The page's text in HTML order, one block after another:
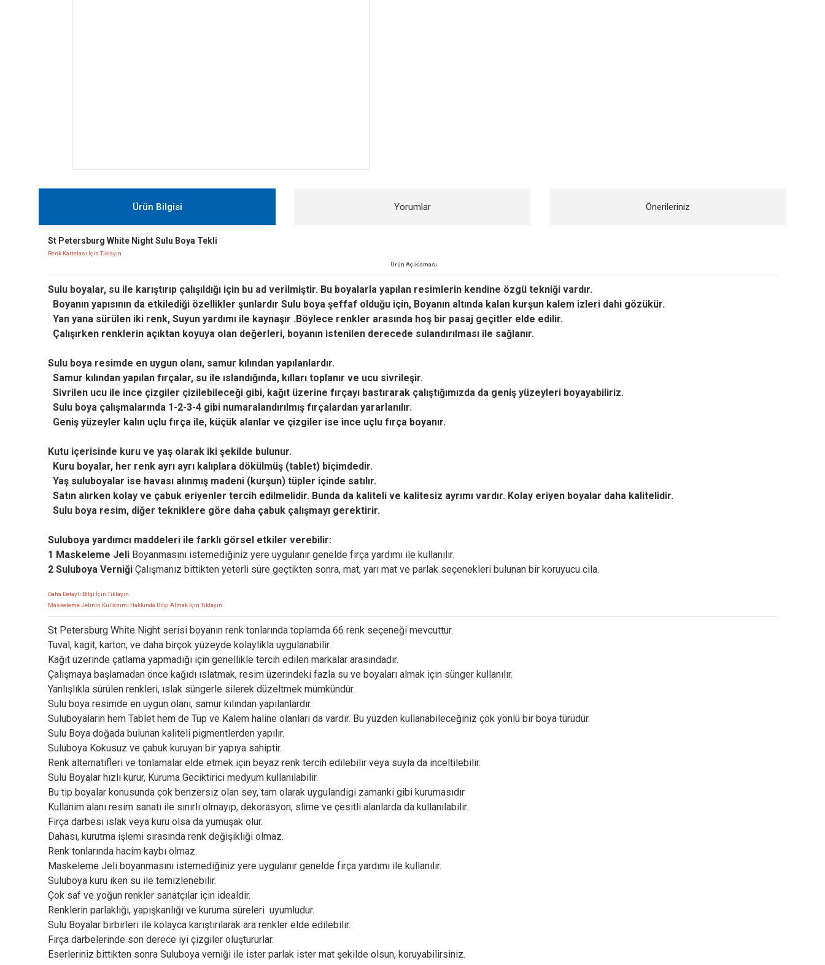
Ürün Bilgisi Yorumlar Önerileriniz
St Petersburg White Night Sulu Boya Tekli
Renk Kartelası İçin Tıklayın
Ürün Açıklaması
Sulu boyalar, su ile karıştırıp çalışıldığı için bu ad verilmiştir. Bu boyalarla yapılan resimlerin kendine özgü tekniği vardır.
Boyanın yapısının da etkilediği özellikler şunlardır Sulu boya şeffaf olduğu için, Boyanın altında kalan kurşun kalem izleri dahi gözükür.
Yan yana sürülen iki renk, Suyun yardımı ile kaynaşır .Böylece renkler arasında hoş bir pasaj geçitler elde edilir.
Çalışırken renklerin açıktan koyuya olan değerleri, boyanın istenilen derecede sulandırılması ile sağlanır.
Sulu boya resimde en uygun olanı, samur kılından yapılanlardır.
Samur kılından yapılan fırçalar, su ile ıslandığında, kılları toplanır ve ucu sivrileşir.
Sivrilen ucu ile ince çizgiler çizilebileceği gibi, kağıt üzerine fırçayı bastırarak çalıştığımızda da geniş yüzeyleri boyayabiliriz.
Sulu boya çalışmalarında 1-2-3-4 gibi numaralandırılmış fırçalardan yararlanılır.
Geniş yüzeyler kalın uçlu fırça ile, küçük alanlar ve çizgiler ise ince uçlu fırça boyanır.
Kutu içerisinde kuru ve yaş olarak iki şekilde bulunur.
Kuru boyalar, her renk ayrı ayrı kalıplara dökülmüş (tablet) biçimdedir.
Yaş suluboyalar ise havası alınmış madeni (kurşun) tüpler içinde satılır.
Satın alırken kolay ve çabuk eriyenler tercih edilmelidir. Bunda da kaliteli ve kalitesiz ayrımı vardır. Kolay eriyen boyalar daha kalitelidir.
Sulu boya resim, diğer tekniklere göre daha çabuk çalışmayı gerektirir.
Suluboya yardımcı maddeleri ile farklı görsel etkiler verebilir:
1 Maskeleme Jeli Boyanmasını istemediğiniz yere uygulanır genelde fırça yardımı ile kullanılır.
2 Suluboya Verniği Çalışmanız bittikten yeterli süre geçtikten sonra, mat, yarı mat ve parlak seçenekleri bulunan bir koruyucu cila.
Daha Detaylı Bilgi İçin Tıklayın
Maskeleme Jelinin Kullanımı Hakkında Bilgi Almak İçin Tıklayın
St Petersburg White Night serisi boyanın renk tonlarında toplamda 66 renk seçeneği mevcuttur.
Tuval, kagit, karton, ve daha birçok yüzeyde kolaylikla uygulanabilir.
Kağıt üzerinde çatlama yapmadığı için genellikle tercih edilen markalar arasındadır.
Çalışmaya başlamadan önce kağıdı ıslatmak, resim üzerindeki fazla su ve boyaları almak için sünger kullanılır.
Yanlışlıkla sürülen renkleri, ıslak süngerle silerek düzeltmek mümkündür.
Sulu boya resimde en uygun olanı, samur kılından yapılanlardır.
Suluboyaların hem Tablet hem de Tüp ve Kalem haline olanları da vardır. Bu yüzden kullanabileceğiniz çok yönlü bir boya türüdür.
Sulu Boya doğada bulunan kaliteli pigmentlerden yapılır.
Suluboya Kokusuz ve çabuk kuruyan bir yapıya sahiptir.
Renk alternatifleri ve tonlamalar elde etmek için beyaz renk tercih edilebilir veya suyla da inceltilebilir.
Sulu Boyalar hızlı kurur, Kuruma Geciktirici medyum kullanılabilir.
Bu tip boyalar konusunda çok benzersiz olan sey, tam olarak uygulandigi zamanki gibi kurumasıdır
Kullanim alanı resim sanatı ile sınırlı olmayıp, dekorasyon, slime ve çesitli alanlarda da kullanılabilir.
Fırça darbesi ıslak veya kuru olsa da yumuşak olur.
Dahası, kurutma işlemi sırasında renk değişikliği olmaz.
Renk tonlarında hacim kaybı olmaz.
Maskeleme Jeli boyanmasını istemediğiniz yere uygulanır genelde fırça yardımı ile kullanılır.
Suluboya kuru iken su ile temizlenebilir.
Çok saf ve yoğun renkler sanatçılar için idealdir.
Renklerin parlaklığı, yapışkanlığı ve kuruma süreleri uyumludur.
Sulu Boyalar birbirleri ile kolayca karıştırılarak ara renkler elde edilebilir.
Fırça darbelerinde son derece iyi çizgiler oluştururlar.
Eserleriniz bittikten sonra Suluboya verniği ile ister parlak ister mat şekilde olsun, koruyabilirsiniz.